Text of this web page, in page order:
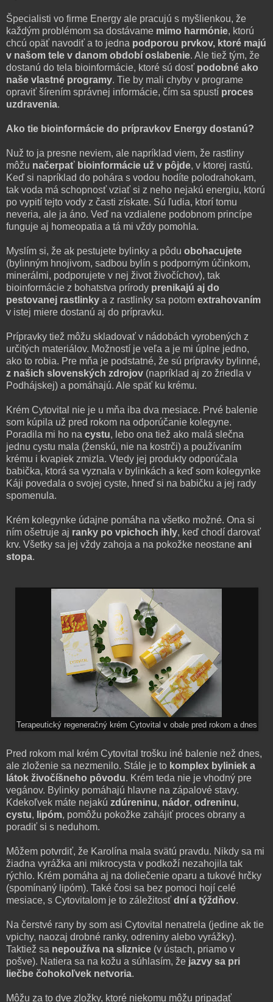
Špecialisti vo firme Energy ale pracujú s myšlienkou, že
každým problémom sa dostávame mimo harmónie, ktorú
chcú opäť navodiť a to jedna podporou prvkov, ktoré majú
v našom tele v danom období oslabenie. Ale tiež tým, že
dostanú do tela bioinformácie, ktoré sú dosť podobné ako
naše vlastné programy. Tie by mali chyby v programe
opraviť šírením správnej informácie, čím sa spustí proces
uzdravenia.
Ako tie bioinformácie do prípravkov Energy dostanú?
Nuž to ja presne neviem, ale napríklad viem, že rastliny
môžu načerpať bioinformácie už v pôjde, v ktorej rastú.
Keď si napríklad do pohára s vodou hodíte polodrahokam,
tak voda má schopnosť vziať si z neho nejakú energiu, ktorú
po vypití tejto vody z časti získate. Sú ľudia, ktorí tomu
neveria, ale ja áno. Veď na vzdialene podobnom princípe
funguje aj homeopatia a tá mi vždy pomohla.
Myslím si, že ak pestujete bylinky a pôdu obohacujete
(bylinným hnojivom, sadbou bylín s podporným účinkom,
minerálmi, podporujete v nej život živočíchov), tak
bioinformácie z bohatstva prírody prenikajú aj do
pestovanej rastlinky a z rastlinky sa potom extrahovaním
v istej miere dostanú aj do prípravku.
Prípravky tiež môžu skladovať v nádobách vyrobených z
určitých materiálov. Možností je veľa a je mi úplne jedno,
ako to robia. Pre mňa je podstatné, že sú prípravky bylinné,
z našich slovenských zdrojov (napríklad aj zo žriedla v
Podhájskej) a pomáhajú. Ale späť ku krému.
Krém Cytovital nie je u mňa iba dva mesiace. Prvé balenie
som kúpila už pred rokom na odporúčanie kolegyne.
Poradila mi ho na cystu, lebo ona tiež ako malá slečna
jednu cystu mala (ženskú, nie na kostrči) a používaním
krému i kvapiek zmizla. Vtedy jej produkty odporúčala
babička, ktorá sa vyznala v bylinkách a keď som kolegynke
Káji povedala o svojej cyste, hneď si na babičku a jej rady
spomenula.
Krém kolegynke údajne pomáha na všetko možné. Ona si
ním ošetruje aj ranky po vpichoch ihly, keď chodí darovať
krv. Všetky sa jej vždy zahoja a na pokožke neostane ani
stopa.
Terapeutický regeneračný krém Cytovital v obale pred rokom a dnes
Pred rokom mal krém Cytovital trošku iné balenie než dnes,
ale zloženie sa nezmenilo. Stále je to komplex byliniek a
látok živočíšneho pôvodu. Krém teda nie je vhodný pre
vegánov. Bylinky pomáhajú hlavne na zápalové stavy.
Kdekoľvek máte nejakú zdúreninu, nádor, odreninu,
cystu, lipóm, pomôžu pokožke zahájiť proces obrany a
poradiť si s neduhom.
Môžem potvrdiť, že Karolína mala svätú pravdu. Nikdy sa mi
žiadna vyrážka ani mikrocysta v podkoží nezahojila tak
rýchlo. Krém pomáha aj na doliečenie oparu a tukové hrčky
(spomínaný lipóm). Také čosi sa bez pomoci hojí celé
mesiace, s Cytovitalom je to záležitosť dní a týždňov.
Na čerstvé rany by som asi Cytovital nenatrela (jedine ak tie
vpichy, naozaj drobné ranky, odreniny alebo vyrážky).
Taktiež sa nepoužíva na sliznice (v ústach, priamo v
pošve). Natiera sa na kožu a súhlasím, že jazvy sa pri
liečbe čohokoľvek netvoria.
Môžu za to dve zložky, ktoré niekomu môžu pripadať